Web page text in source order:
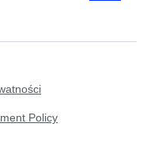
Policy